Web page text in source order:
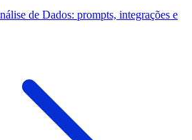
de Dados: prompts, integrações e